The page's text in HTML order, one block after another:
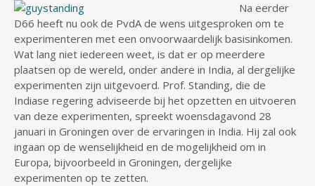
Na eerder
D66 heeft nu ook de PvdA de wens uitgesproken om te
experimenteren met een onvoorwaardelijk basisinkomen.
Wat lang niet iedereen weet, is dat er op meerdere
plaatsen op de wereld, onder andere in India, al dergelijke
experimenten zijn uitgevoerd. Prof. Standing, die de
Indiase regering adviseerde bij het opzetten en uitvoeren
van deze experimenten, spreekt woensdagavond 28
januari in Groningen over de ervaringen in India. Hij zal ook
ingaan op de wenselijkheid en de mogelijkheid om in
Europa, bijvoorbeeld in Groningen, dergelijke
experimenten op te zetten.